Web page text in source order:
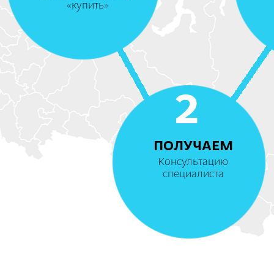
«купить»
2
ПОЛУЧАЕМ
Консультацию
специалиста